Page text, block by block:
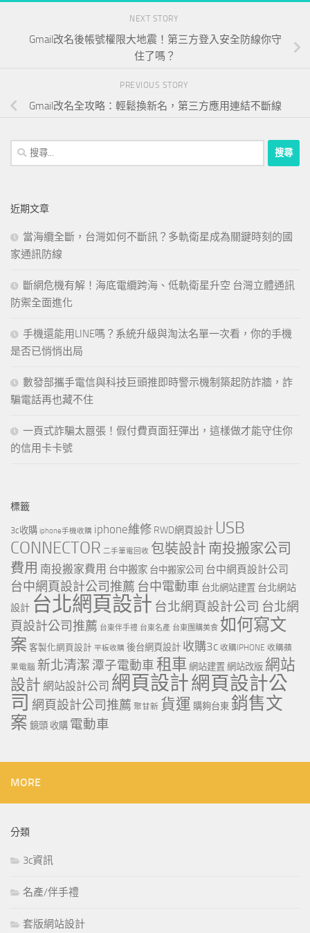
NEXT STORY
Gmail改名後帳號權限大地震！第三方登入安全防線你守
住了嗎？
PREVIOUS STORY
Gmail改名全攻略：輕鬆換新名，第三方應用連結不斷線
搜
尋
字:
近期文章
當海纜全斷，台灣如何不斷訊？多軌衛星成為關鍵時刻的國
家通訊防線
斷網危機有解！海底電纜跨海、低軌衛星升空 台灣立體通訊
防禦全面進化
手機還能用LINE嗎？系統升級與淘汰名單一次看，你的手機
是否已悄悄出局
數發部攜手電信與科技巨頭推即時警示機制築起防詐牆，詐
騙電話再也藏不住
一頁式詐騙太囂張！假付費頁面狂彈出，這樣做才能守住你
的信用卡卡號
標籤
3c收購 iphone手機收購 iphone維修 RWD網頁設計 USB
CONNECTOR 二手筆電回收 包裝設計 南投搬家公司
費用 南投搬家費用 台中搬家 台中搬家公司 台中網頁設計公司
台中網頁設計公司推薦 台中電動車 台北網站建置 台北網站
設計 台北網頁設計 台北網頁設計公司 台北網
頁設計公司推薦 台東伴手禮 台東名產 台東團購美食 如何寫文
案 客製化網頁設計 平板收購 後台網頁設計 收購3c 收購IPHONE 收購蘋
果電腦 新北清潔 潭子電動車租車 網站建置 網站改版 網站
設計 網站設計公司 網頁設計網頁設計公
司 網頁設計公司推薦 聚甘新 貨運 購夠台東 銷售文
案 鏡頭 收購 電動車
MORE
分類
3c資訊
名產/伴手禮
套版網站設計